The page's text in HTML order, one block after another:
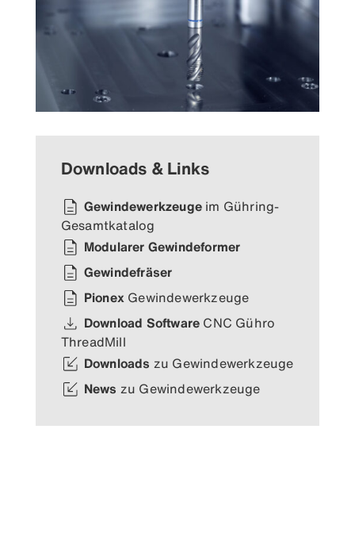
Downloads & Links
Gewindewerkzeuge im Gühring-
Gesamtkatalog
Modularer Gewindeformer
Gewindefräser
Pionex Gewindewerkzeuge
Download Software CNC Gühro
ThreadMill
Downloads zu Gewindewerkzeuge
News zu Gewindewerkzeuge